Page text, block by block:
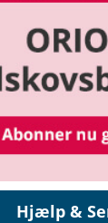
Hjælp &